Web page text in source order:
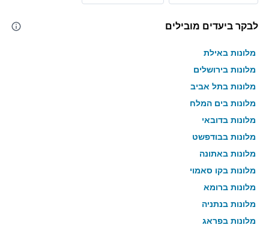
לבקר ביעדים מובילים
מלונות באילת
מלונות בירושלים
מלונות בתל אביב
מלונות בים המלח
מלונות בדובאי
מלונות בבודפשט
מלונות באתונה
מלונות בקו סאמוי
מלונות ברומא
מלונות בנתניה
מלונות בפראג